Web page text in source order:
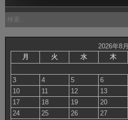
検
索:
2026年8月
月
火 水 木
3
4 5 6
10
11 12 13
17
18 19 20
24
25 26 27